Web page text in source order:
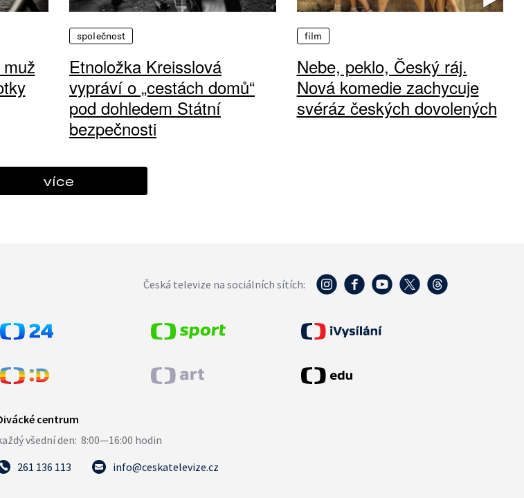
společnost
Etnoložka Kreisslová
vypráví o „cestách domů“
pod dohledem Státní
bezpečnosti
film
Nebe, peklo, Český ráj.
Nová komedie zachycuje
svéráz českých dovolených
více
Česká televize na sociálních sítích:
261 136 113 info@ceskatelevize.cz